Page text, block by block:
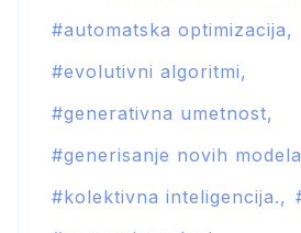
automatska optimizacija
evolutivni algoritmi
generativna umetnost
generisanje novih modela
kolektivna inteligencija.